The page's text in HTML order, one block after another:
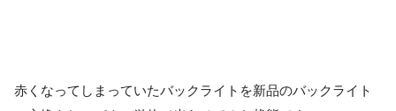
赤くなってしまっていたバックライトを新品のバックライト